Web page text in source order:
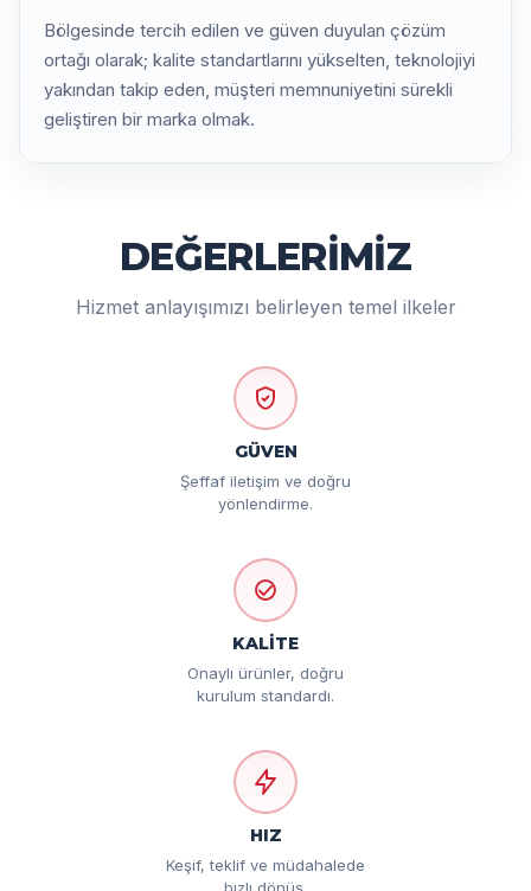
Bölgesinde tercih edilen ve güven duyulan çözüm
ortağı olarak; kalite standartlarını yükselten, teknolojiyi
yakından takip eden, müşteri memnuniyetini sürekli
geliştiren bir marka olmak.
DEĞERLERİMİZ
Hizmet anlayışımızı belirleyen temel ilkeler
GÜVEN
Şeffaf iletişim ve doğru
yönlendirme.
KALİTE
Onaylı ürünler, doğru
kurulum standardı.
HIZ
Keşif, teklif ve müdahalede